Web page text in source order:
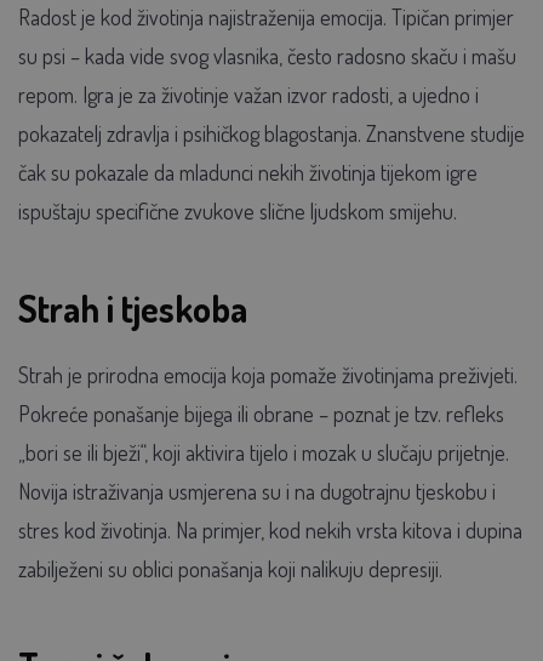
Radost je kod životinja najistraženija emocija. Tipičan primjer
su psi – kada vide svog vlasnika, često radosno skaču i mašu
repom. Igra je za životinje važan izvor radosti, a ujedno i
pokazatelj zdravlja i psihičkog blagostanja. Znanstvene studije
čak su pokazale da mladunci nekih životinja tijekom igre
ispuštaju specifične zvukove slične ljudskom smijehu.
Strah i tjeskoba
Strah je prirodna emocija koja pomaže životinjama preživjeti.
Pokreće ponašanje bijega ili obrane – poznat je tzv. refleks
„bori se ili bježi“, koji aktivira tijelo i mozak u slučaju prijetnje.
Novija istraživanja usmjerena su i na dugotrajnu tjeskobu i
stres kod životinja. Na primjer, kod nekih vrsta kitova i dupina
zabilježeni su oblici ponašanja koji nalikuju depresiji.